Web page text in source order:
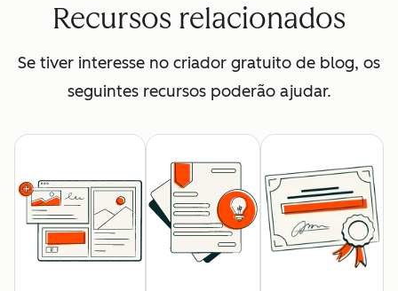
Recursos relacionados
Se tiver interesse no criador gratuito de blog, os
seguintes recursos poderão ajudar.